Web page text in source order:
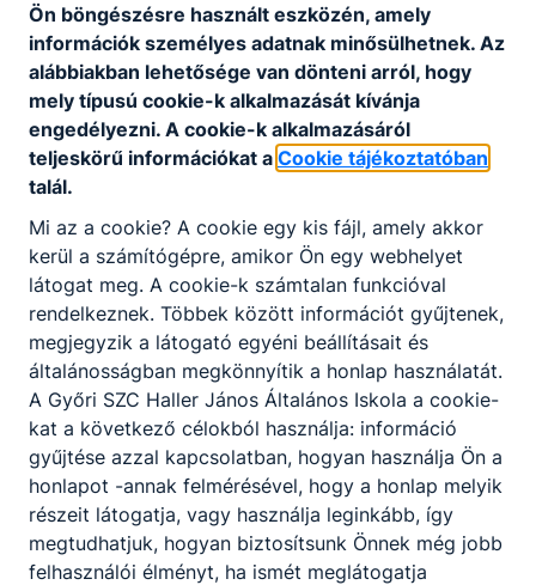
környezetvédelem, fenntarthatóság beépítését a
mindennapi iskolai tevékenységünkbe. Sikeres
pályázat után intézményünk 2024-ben elnyerte az
Ökoiskola címet. Intézményünk a modern oktatási
módszereket, illetve a korszerű technológiákat
támogató High Tech Suli hálózat tagja 2025 óta.
Szeretnénk megfelelő alapot építeni tanulóinknak
a középiskolás évekhez, hogy kellő kitartással,
motivációval felvértezve indítsuk útnak őket.
Szeretettel várjuk az érdeklődőket!
Ön böngészésre használt eszközén, amely
információk személyes adatnak minősülhetnek. Az
alábbiakban lehetősége van dönteni arról, hogy
mely típusú cookie-k alkalmazását kívánja
engedélyezni. A cookie-k alkalmazásáról
teljeskörű információkat a Cookie tájékoztatóban
talál.
Mi az a cookie? A cookie egy kis fájl, amely akkor
kerül a számítógépre, amikor Ön egy webhelyet
látogat meg. A cookie-k számtalan funkcióval
rendelkeznek. Többek között információt gyűjtenek,
megjegyzik a látogató egyéni beállításait és
általánosságban megkönnyítik a honlap használatát.
A Győri SZC Haller János Általános Iskola a cookie-
kat a következő célokból használja: információ
gyűjtése azzal kapcsolatban, hogyan használja Ön a
honlapot -annak felmérésével, hogy a honlap melyik
részeit látogatja, vagy használja leginkább, így
megtudhatjuk, hogyan biztosítsunk Önnek még jobb
felhasználói élményt, ha ismét meglátogatja